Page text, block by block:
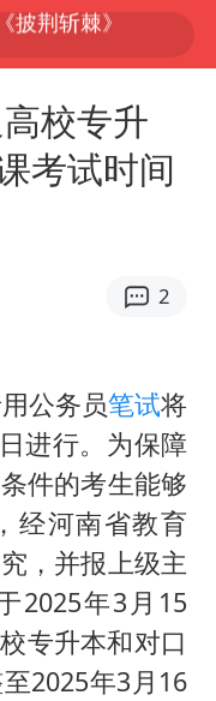
一股
路全线停运
人饭局被偷拍
男子结婚8年3个女儿都不是亲生
存款利率
面对面丨蔡磊：与渐冻症抗争 纵使不敌 也不屈服
5万小车卖不动 微型代步车集体遇冷
老尼尔森去世
”我们说话吗
校专升
考试时间
2
公务员笔试将
进行。为保障
件的考生能够
，经河南省教育
，并报上级主
2025年3月15
专升本和对口
2025年3月16